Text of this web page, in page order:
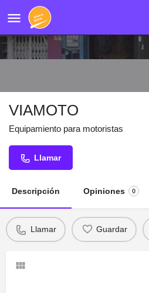
VIAMOTO
Equipamiento para motoristas
Llamar
Descripción Opiniones 0
Llamar Guardar